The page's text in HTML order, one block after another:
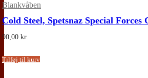
Blankvåben
Cold Steel, Spetsnaz Special Forces
90,00 kr.
Tilføj til kurv